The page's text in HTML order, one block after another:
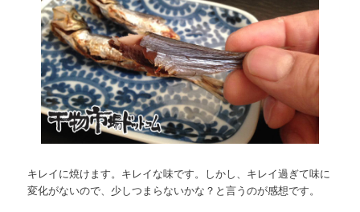
キレイに焼けます。キレイな味です。しかし、キレイ過ぎて味に
変化がないので、少しつまらないかな？と言うのが感想です。